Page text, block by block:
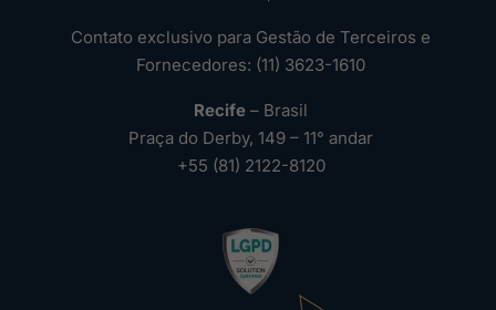
Contato exclusivo para Gestão de Terceiros e
Fornecedores: (11) 3623-1610
Recife – Brasil
Praça do Derby, 149 – 11° andar
+55 (81) 2122-8120